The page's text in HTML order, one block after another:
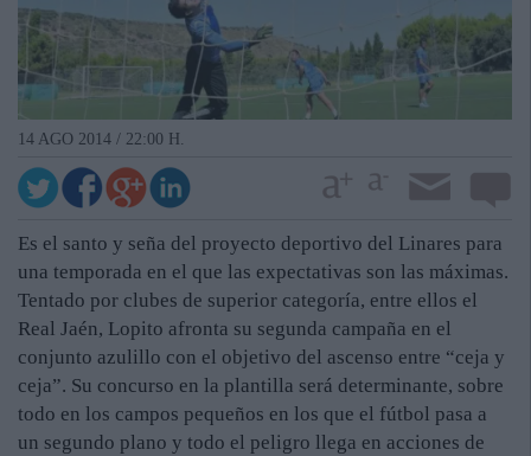
14 AGO 2014 / 22:00 H.
Es el santo y seña del proyecto deportivo del Linares para
una temporada en el que las expectativas son las máximas.
Tentado por clubes de superior categoría, entre ellos el
Real Jaén, Lopito afronta su segunda campaña en el
conjunto azulillo con el objetivo del ascenso entre “ceja y
ceja”. Su concurso en la plantilla será determinante, sobre
todo en los campos pequeños en los que el fútbol pasa a
un segundo plano y todo el peligro llega en acciones de